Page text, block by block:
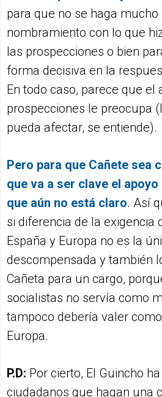
para que no se haga
nombramiento con lo que
las prospecciones o bien
forma decisiva en la
En todo caso, parece que el
prospecciones le preocupa
pueda afectar, se entiende).
Pero para que Cañete sea
que va a ser clave el
que aún no está claro. Así
si diferencia de la exigencia
España y Europa no es la
descompensada y también
Cañeta para un cargo,
socialistas no servía como
tampoco debería valer
Europa.
P.D: Por cierto, El Guincho
ciudadanos que hagan una